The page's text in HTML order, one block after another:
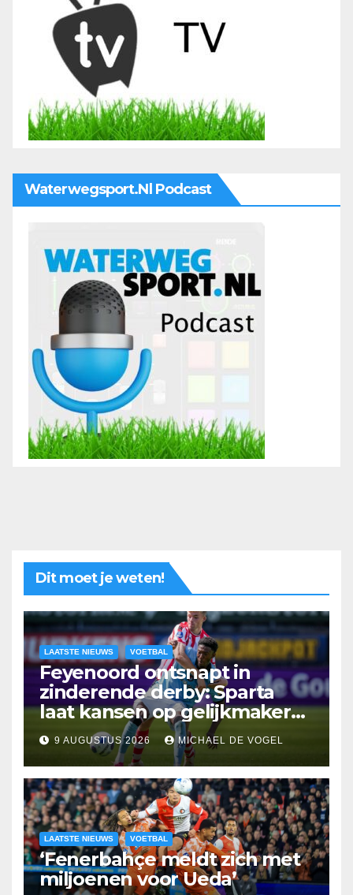
Waterwegsport.nl Podcast
Dit moet je weten!
LAATSTE NIEUWS VOETBAL
Feyenoord ontsnapt in
zinderende derby: Sparta
laat kansen op gelijkmaker
liggen
9 AUGUSTUS 2026 MICHAEL DE VOGEL
LAATSTE NIEUWS VOETBAL
‘Fenerbahçe meldt zich met
miljoenen voor Ueda’